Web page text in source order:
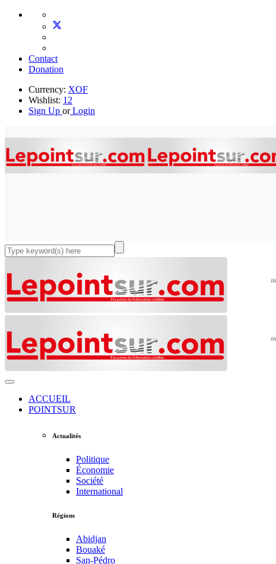
Contact
Donation
Currency: XOF
Wishlist: 12
Sign Up orLogin
ACCUEIL
POINTSUR
Actualités
Politique
Économie
Société
International
Régions
Abidjan
Bouaké
San-Pédro